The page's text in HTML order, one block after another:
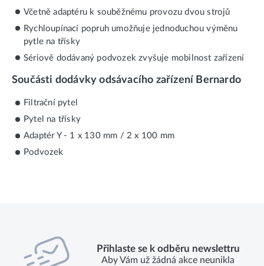
Včetně adaptéru k souběžnému provozu dvou strojů
Rychloupínací popruh umožňuje jednoduchou výměnu
pytle na třísky
Sériově dodávaný podvozek zvyšuje mobilnost zařízení
Součásti dodávky odsávacího zařízení Bernardo
Filtrační pytel
Pytel na třísky
Adaptér Y - 1 x 130 mm / 2 x 100 mm
Podvozek
Přihlaste se k odběru newslettru
Aby Vám už žádná akce neunikla